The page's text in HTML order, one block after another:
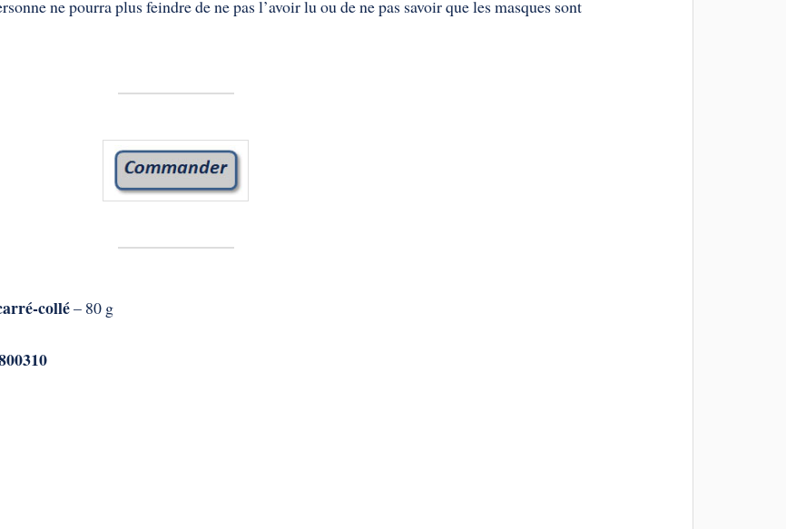
ne pourra plus feindre de ne pas l’avoir lu ou de ne pas savoir que les masques sont
collé– 80 g